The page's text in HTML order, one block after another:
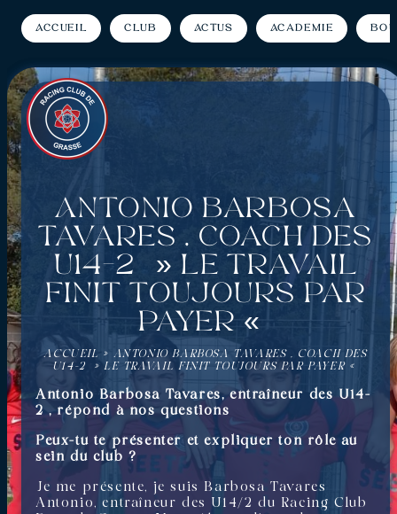
Accueil Club Actus Académie
Antonio Barbosa
Tavares , coach des
U14-2 » Le travail
finit toujours par
payer «
ACCUEIL » ANTONIO BARBOSA TAVARES , COACH DES
U14-2 » LE TRAVAIL FINIT TOUJOURS PAR PAYER «
Antonio Barbosa Tavares, entraîneur des U14-
2 , répond à nos questions
Peux-tu te présenter et expliquer ton rôle au
sein du club ?
Je me présente, je suis Barbosa Tavares
Antonio, entraîneur des U14/2 du Racing Club